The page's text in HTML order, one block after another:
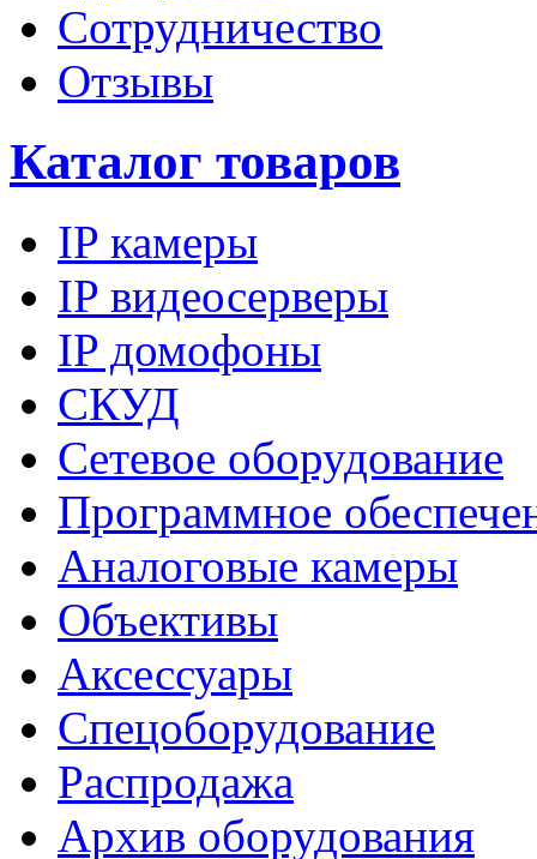
Сотрудничество
Отзывы
Каталог товаров
IP камеры
IP видеосерверы
IP домофоны
СКУД
Сетевое оборудование
Программное
Аналоговые камеры
Объективы
Аксессуары
Спецоборудование
Распродажа
Архив оборудования